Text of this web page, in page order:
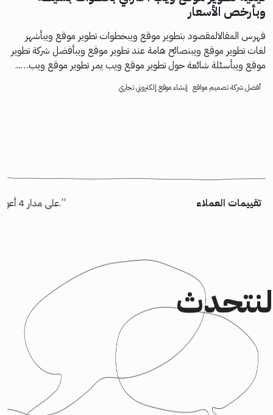
وبأرخص الأسعار
فهرس المقالالمقصود بتطوير موقع ويبخطوات تطوير موقع ويبأشهر
لغات تطوير موقع ويبنصائح هامة عند تطوير موقع ويبأفضل شركة تطوير
موقع ويبأسئلة شائعة حول تطوير موقع ويب يمر تطوير موقع ويب…...
أفضل شركة تصميم مواقع إنشاء موقع إلكتروني تجاري
تقييمات العملاء
لنتحدث